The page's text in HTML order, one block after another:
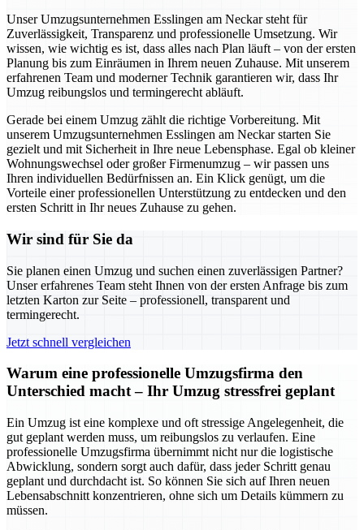
Unser Umzugsunternehmen Esslingen am Neckar steht für
Zuverlässigkeit, Transparenz und professionelle Umsetzung. Wir
wissen, wie wichtig es ist, dass alles nach Plan läuft – von der ersten
Planung bis zum Einräumen in Ihrem neuen Zuhause. Mit unserem
erfahrenen Team und moderner Technik garantieren wir, dass Ihr
Umzug reibungslos und termingerecht abläuft.
Gerade bei einem Umzug zählt die richtige Vorbereitung. Mit
unserem Umzugsunternehmen Esslingen am Neckar starten Sie
gezielt und mit Sicherheit in Ihre neue Lebensphase. Egal ob kleiner
Wohnungswechsel oder großer Firmenumzug – wir passen uns
Ihren individuellen Bedürfnissen an. Ein Klick genügt, um die
Vorteile einer professionellen Unterstützung zu entdecken und den
ersten Schritt in Ihr neues Zuhause zu gehen.
Wir sind für Sie da
Sie planen einen Umzug und suchen einen zuverlässigen Partner?
Unser erfahrenes Team steht Ihnen von der ersten Anfrage bis zum
letzten Karton zur Seite – professionell, transparent und
termingerecht.
Jetzt schnell vergleichen
Warum eine professionelle Umzugsfirma den
Unterschied macht – Ihr Umzug stressfrei geplant
Ein Umzug ist eine komplexe und oft stressige Angelegenheit, die
gut geplant werden muss, um reibungslos zu verlaufen. Eine
professionelle Umzugsfirma übernimmt nicht nur die logistische
Abwicklung, sondern sorgt auch dafür, dass jeder Schritt genau
geplant und durchdacht ist. So können Sie sich auf Ihren neuen
Lebensabschnitt konzentrieren, ohne sich um Details kümmern zu
müssen.